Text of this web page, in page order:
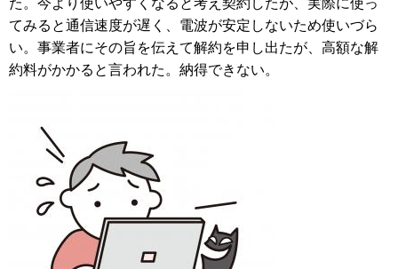
た。今より使いやすくなると考え契約したが、実際に使っ
てみると通信速度が遅く、電波が安定しないため使いづら
い。事業者にその旨を伝えて解約を申し出たが、高額な解
約料がかかると言われた。納得できない。